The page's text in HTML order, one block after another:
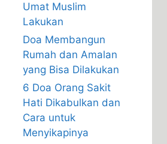
Umat Muslim
Lakukan
Doa Membangun
Rumah dan Amalan
yang Bisa Dilakukan
6 Doa Orang Sakit
Hati Dikabulkan dan
Cara untuk
Menyikapinya